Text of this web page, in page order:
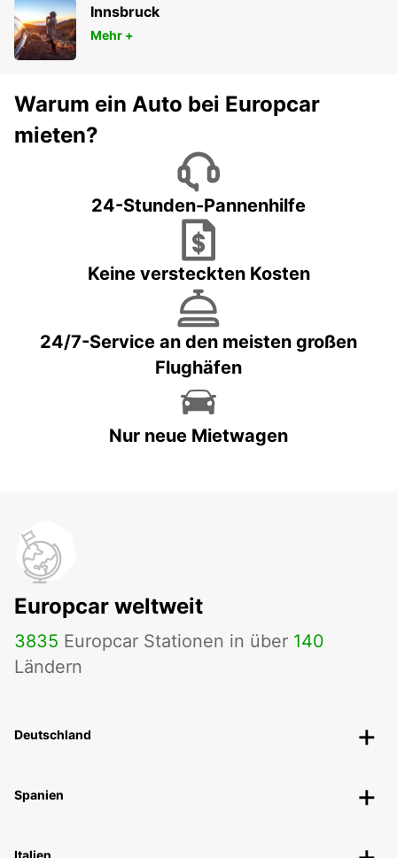
Innsbruck
Mehr +
Warum ein Auto bei Europcar
mieten?
24-Stunden-Pannenhilfe
Keine versteckten Kosten
24/7-Service an den meisten großen
Flughäfen
Nur neue Mietwagen
Europcar weltweit
3835 Europcar Stationen in über 140
Ländern
Deutschland
Spanien